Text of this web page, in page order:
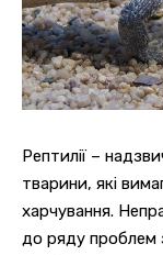
Рептилії –
тварини, які
харчування.
до ряду проблем